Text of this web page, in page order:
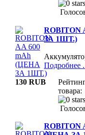
ROBITON
ЗА 1ШТ.)
Подробнее
130 RUB
товара:
ROBITON